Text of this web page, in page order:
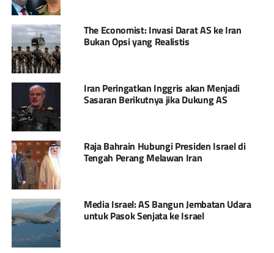
The Economist: Invasi Darat AS ke Iran
Bukan Opsi yang Realistis
Iran Peringatkan Inggris akan Menjadi
Sasaran Berikutnya jika Dukung AS
Raja Bahrain Hubungi Presiden Israel di
Tengah Perang Melawan Iran
Media Israel: AS Bangun Jembatan Udara
untuk Pasok Senjata ke Israel